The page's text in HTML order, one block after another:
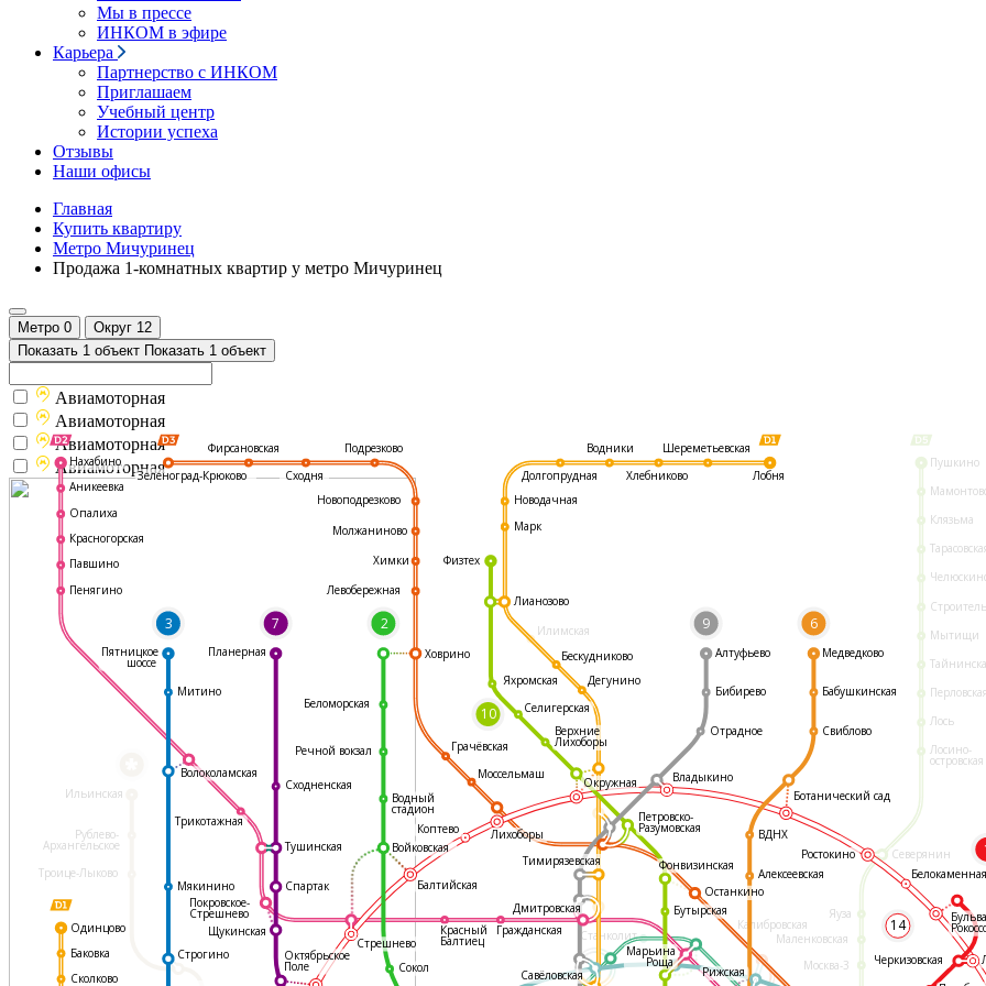
Мы в прессе
ИНКОМ в эфире
Карьера
Партнерство с ИНКОМ
Приглашаем
Учебный центр
Истории успеха
Отзывы
Наши офисы
Главная
Купить квартиру
Метро Мичуринец
Продажа 1-комнатных квартир у метро Мичуринец
Метро 0 Округ 12
Показать 1 объект Показать 1 объект
Илимская
Пушкино
Клязьма
Мытищи
Лось
Лосино-
островская
Северянин
Яуза
Маленковская
Москва-3
Ильинская
Рублево-
Архангельское
Троице-Лыково
Калибровская
Станколит
3 7
14
2 9 6
10
Фирсановская
Сходня
Подрезково
Новоподрезково
Молжаниново
Химки
Левобережная
Ховрино
Грачёвская
Моссельмаш
Останкино
Медведково
Бабушкинская
Свиблово
ВДНХ
Алексеевская
Рижская
Сокол
Красный
Балтиец
Гражданская
Дмитровская
Коптево Лихоборы
Балтийская
Войковская
Водный
стадион
Сходненская
Трикотажная
Волоколамская
Тушинская
Мякинино
Строгино
Митино
Нахабино
Аникеевка
Опалиха
Красногорская
Павшино
Пенягино
Одинцово
Баковка
Сколково
Пятницкое
шоссе
Планерная
Спартак
Стрешнево
Щукинская
Октябрьское
Поле
Окружная
Дегунино
Бескудниково
Верхние
Лихоборы
Селигерская
Физтех
Яхромская
Марк
Лианозово
Новодачная
Речной вокзал
Беломорская
Долгопрудная
Водники
Хлебниково
Шереметьевская
Лобня
Тимирязевская
Марьина
Роща
Савёловская
Фонвизинская
Бутырская
Петровско-
Разумовская
Покровское-
Стрешнево
Бибирево
Отрадное
Владыкино
Ботанический сад
Алтуфьево
Ростокино
Черкизовская
Зеленоград-Крюково
Авиамоторная
Авиамоторная
Авиамоторная
Авиамоторная